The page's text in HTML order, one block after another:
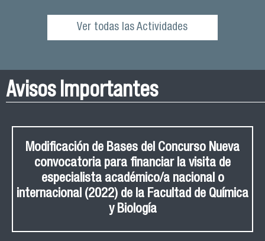
Ver todas las Actividades
Avisos Importantes
Modificación de Bases del Concurso Nueva
convocatoria para financiar la visita de
especialista académico/a nacional o
internacional (2022) de la Facultad de Química
y Biología